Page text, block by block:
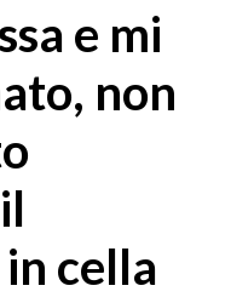
e mi
non
cella